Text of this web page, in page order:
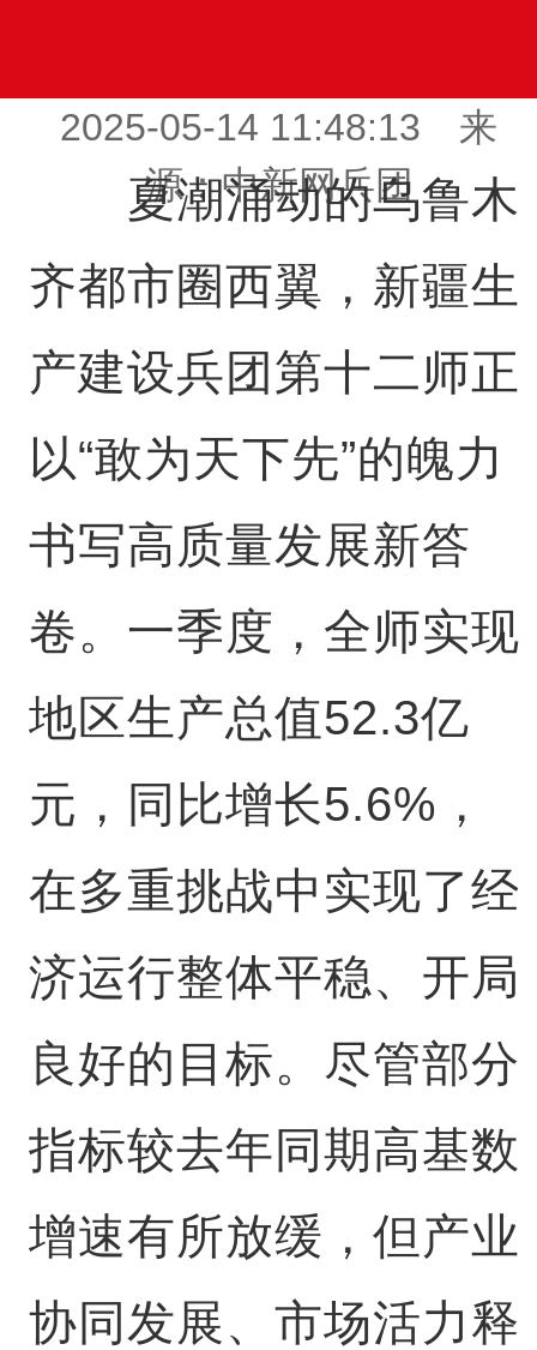
2025-05-14 11:48:13 来
源：中新网兵团
夏潮涌动的乌鲁木
齐都市圈西翼，新疆生
产建设兵团第十二师正
以“敢为天下先”的魄力
书写高质量发展新答
卷。一季度，全师实现
地区生产总值52.3亿
元，同比增长5.6%，
在多重挑战中实现了经
济运行整体平稳、开局
良好的目标。尽管部分
指标较去年同期高基数
增速有所放缓，但产业
协同发展、市场活力释